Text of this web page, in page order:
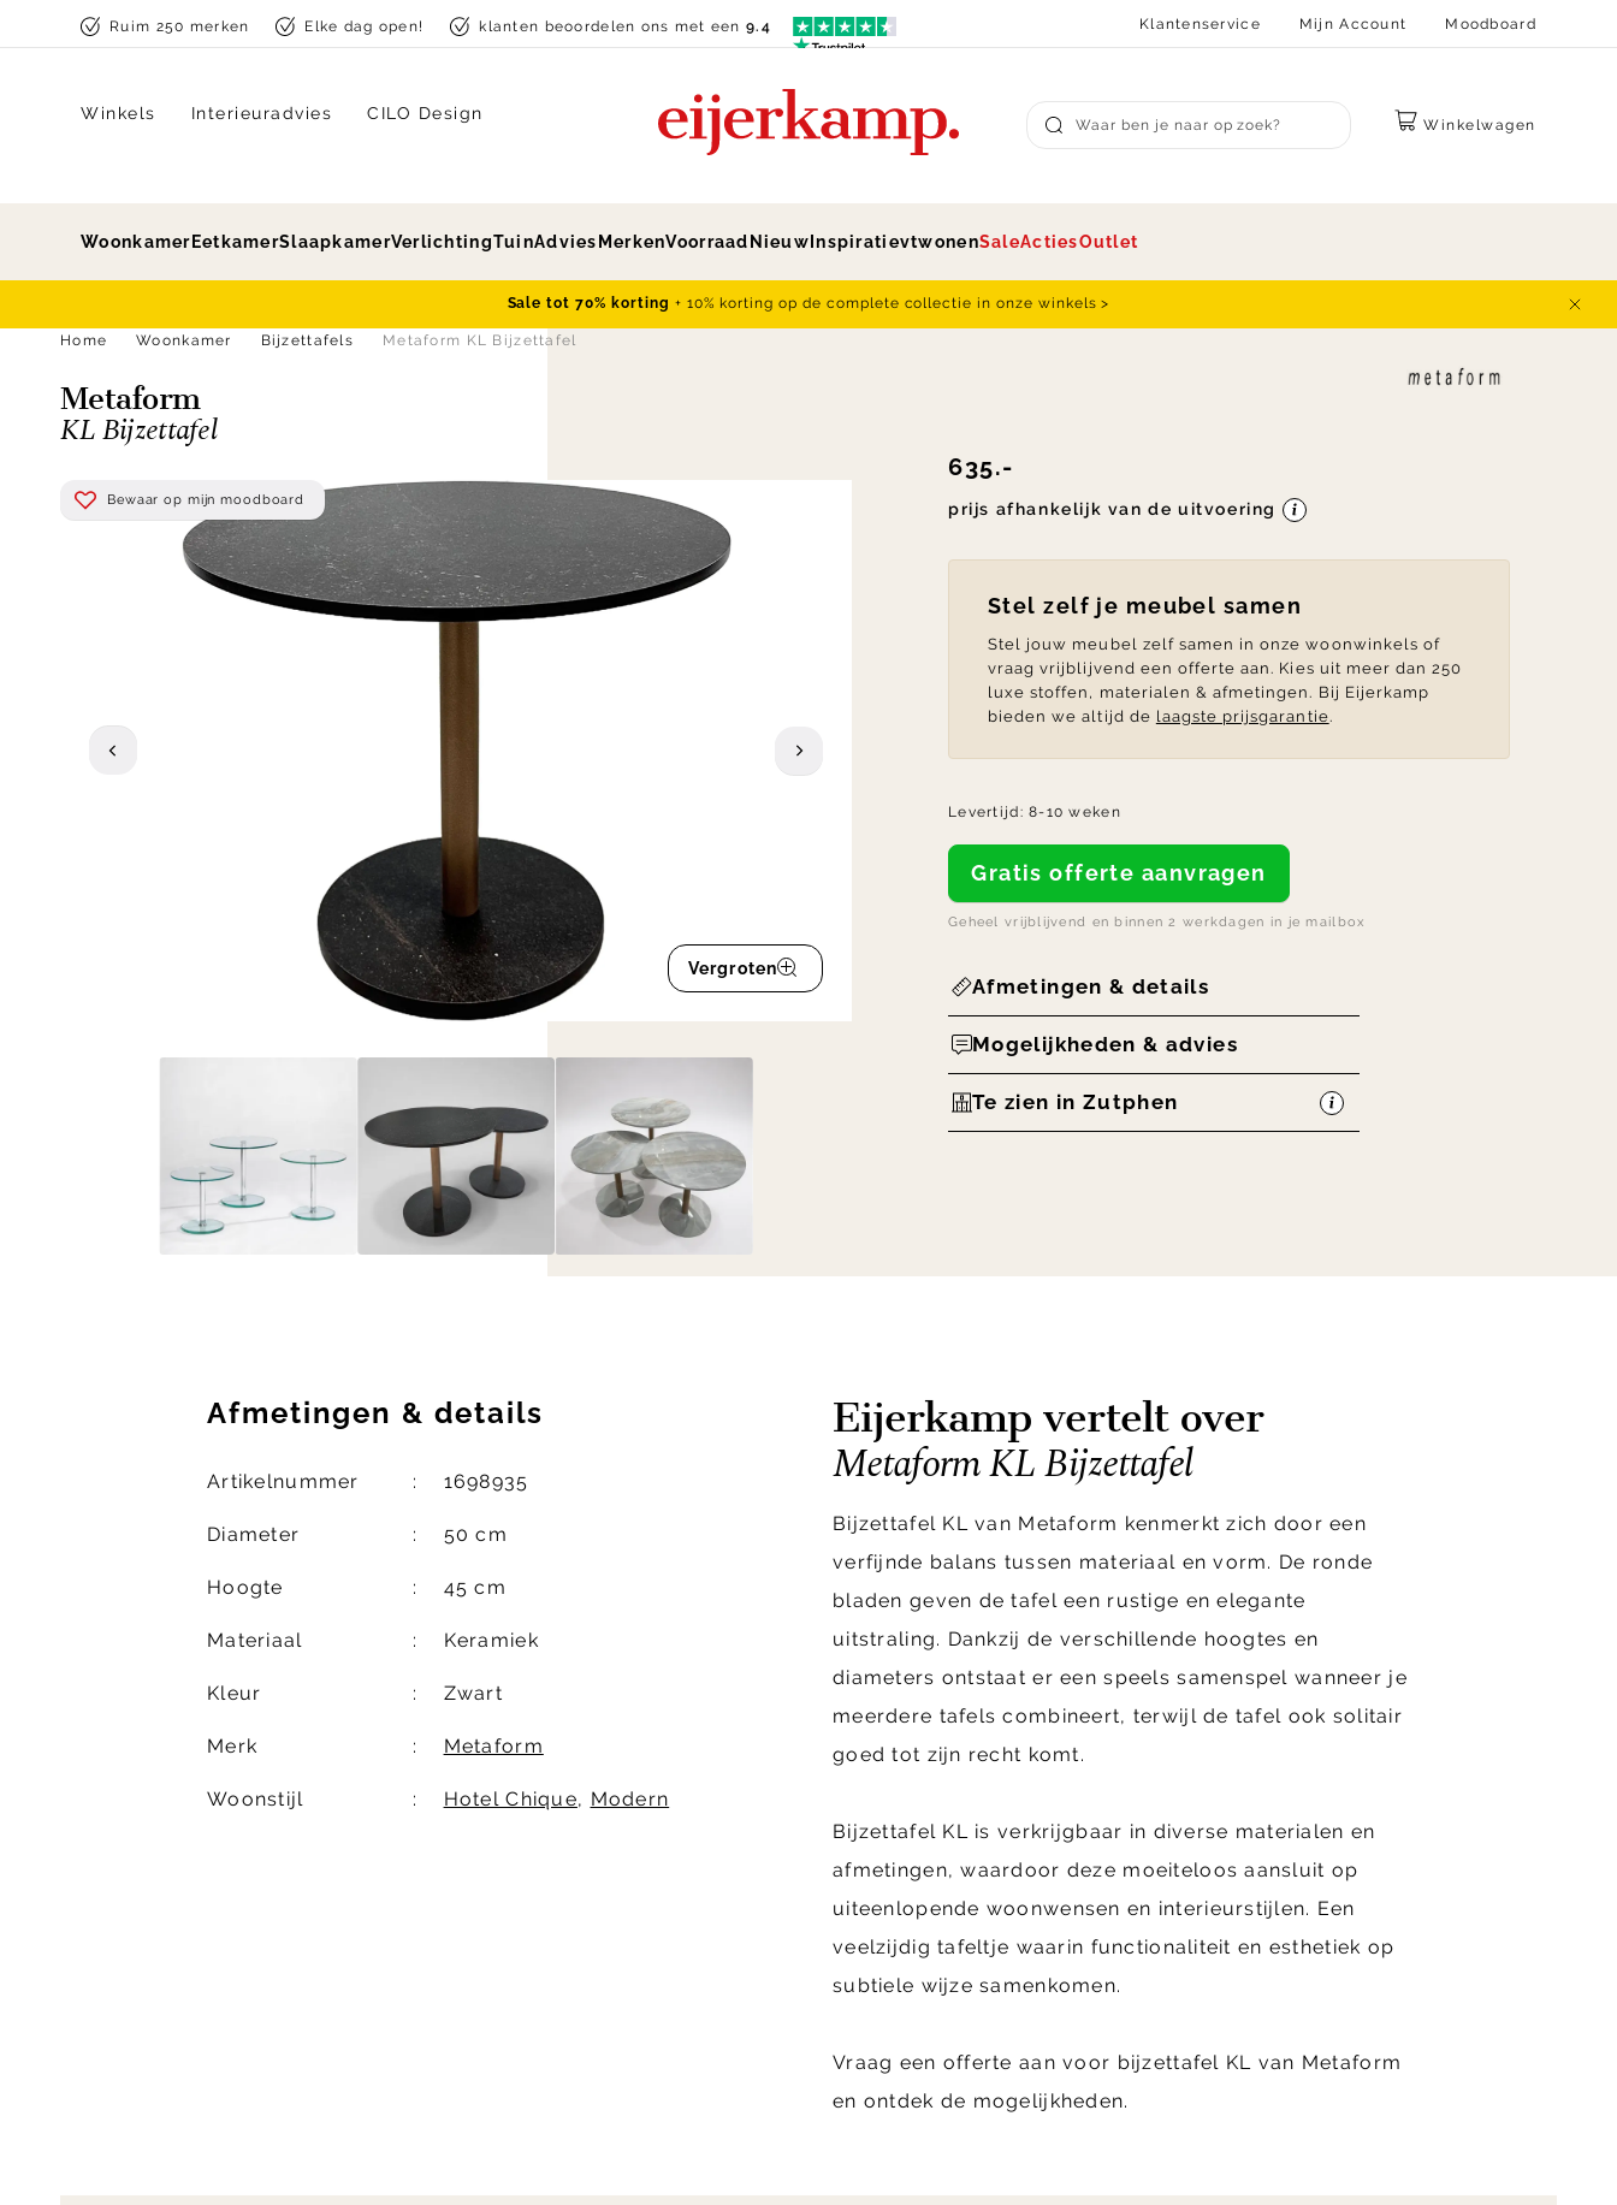
Skip to contentRuim 250 merken Elke dag open! klanten beoordelen ons met een9.4 Klantenservice Mijn Account Moodboard
Submit search
Winkelwagen
Winkels Interieuradvies CILO Design
Woonkamer EetkamerSlaapkamerVerlichtingTuinAdvies MerkenVoorraad Nieuw InspiratievtwonenSaleActiesOutlet
Sale tot 70% korting + 10% korting op de complete collectie in onze winkels >
Home
Woonkamer Bijzettafels Metaform KL Bijzettafel
Metaform
KL Bijzettafel
Bewaar op mijn moodboard
Vergroten
635.-
prijs afhankelijk van de uitvoering
Stel zelf je meubel samen
Stel jouw meubel zelf samen in onze woonwinkels of
vraag vrijblijvend een offerte aan. Kies uit meer dan 250
luxe stoffen, materialen & afmetingen. Bij Eijerkamp
bieden we altijd de laagste prijsgarantie.
Levertijd:8-10 weken
Gratis offerte aanvragen
Geheel vrijblijvend en binnen 2 werkdagen in je mailbox
Afmetingen & details
Mogelijkheden & advies
Te zien in Zutphen
Afmetingen & details
Artikelnummer 1698935
Diameter 50 cm
Hoogte 45 cm
Materiaal Keramiek
Kleur Zwart
Merk Metaform
Woonstijl Hotel Chique, Modern
Eijerkamp vertelt over
Metaform KL Bijzettafel
Bijzettafel KL van Metaform kenmerkt zich door een
verfijnde balans tussen materiaal en vorm. De ronde
bladen geven de tafel een rustige en elegante
uitstraling. Dankzij de verschillende hoogtes en
diameters ontstaat er een speels samenspel wanneer je
meerdere tafels combineert, terwijl de tafel ook solitair
goed tot zijn recht komt.
Bijzettafel KL is verkrijgbaar in diverse materialen en
afmetingen, waardoor deze moeiteloos aansluit op
uiteenlopende woonwensen en interieurstijlen. Een
veelzijdig tafeltje waarin functionaliteit en esthetiek op
subtiele wijze samenkomen.
Vraag een offerte aan voor bijzettafel KL van Metaform
en ontdek de mogelijkheden.